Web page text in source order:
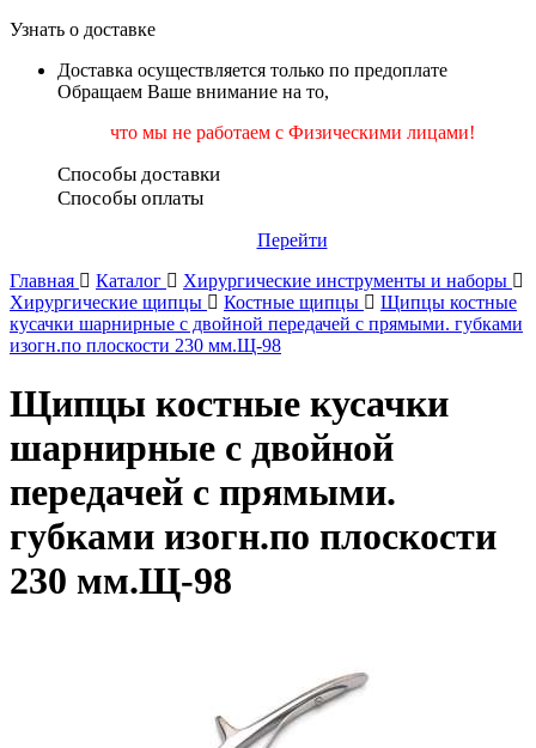
Узнать о доставке
Доставка осуществляется только по предоплате
Обращаем Ваше внимание на то,
что мы не работаем с Физическими лицами!
Способы доставки
Способы оплаты
Перейти
Главная
Каталог
Хирургические инструменты и наборы
Хирургические щипцы
Костные щипцы
Щипцы костные
кусачки шарнирные с двойной передачей с прямыми. губками
изогн.по плоскости 230 мм.Щ-98
Щипцы костные кусачки
шарнирные с двойной
передачей с прямыми.
губками изогн.по плоскости
230 мм.Щ-98